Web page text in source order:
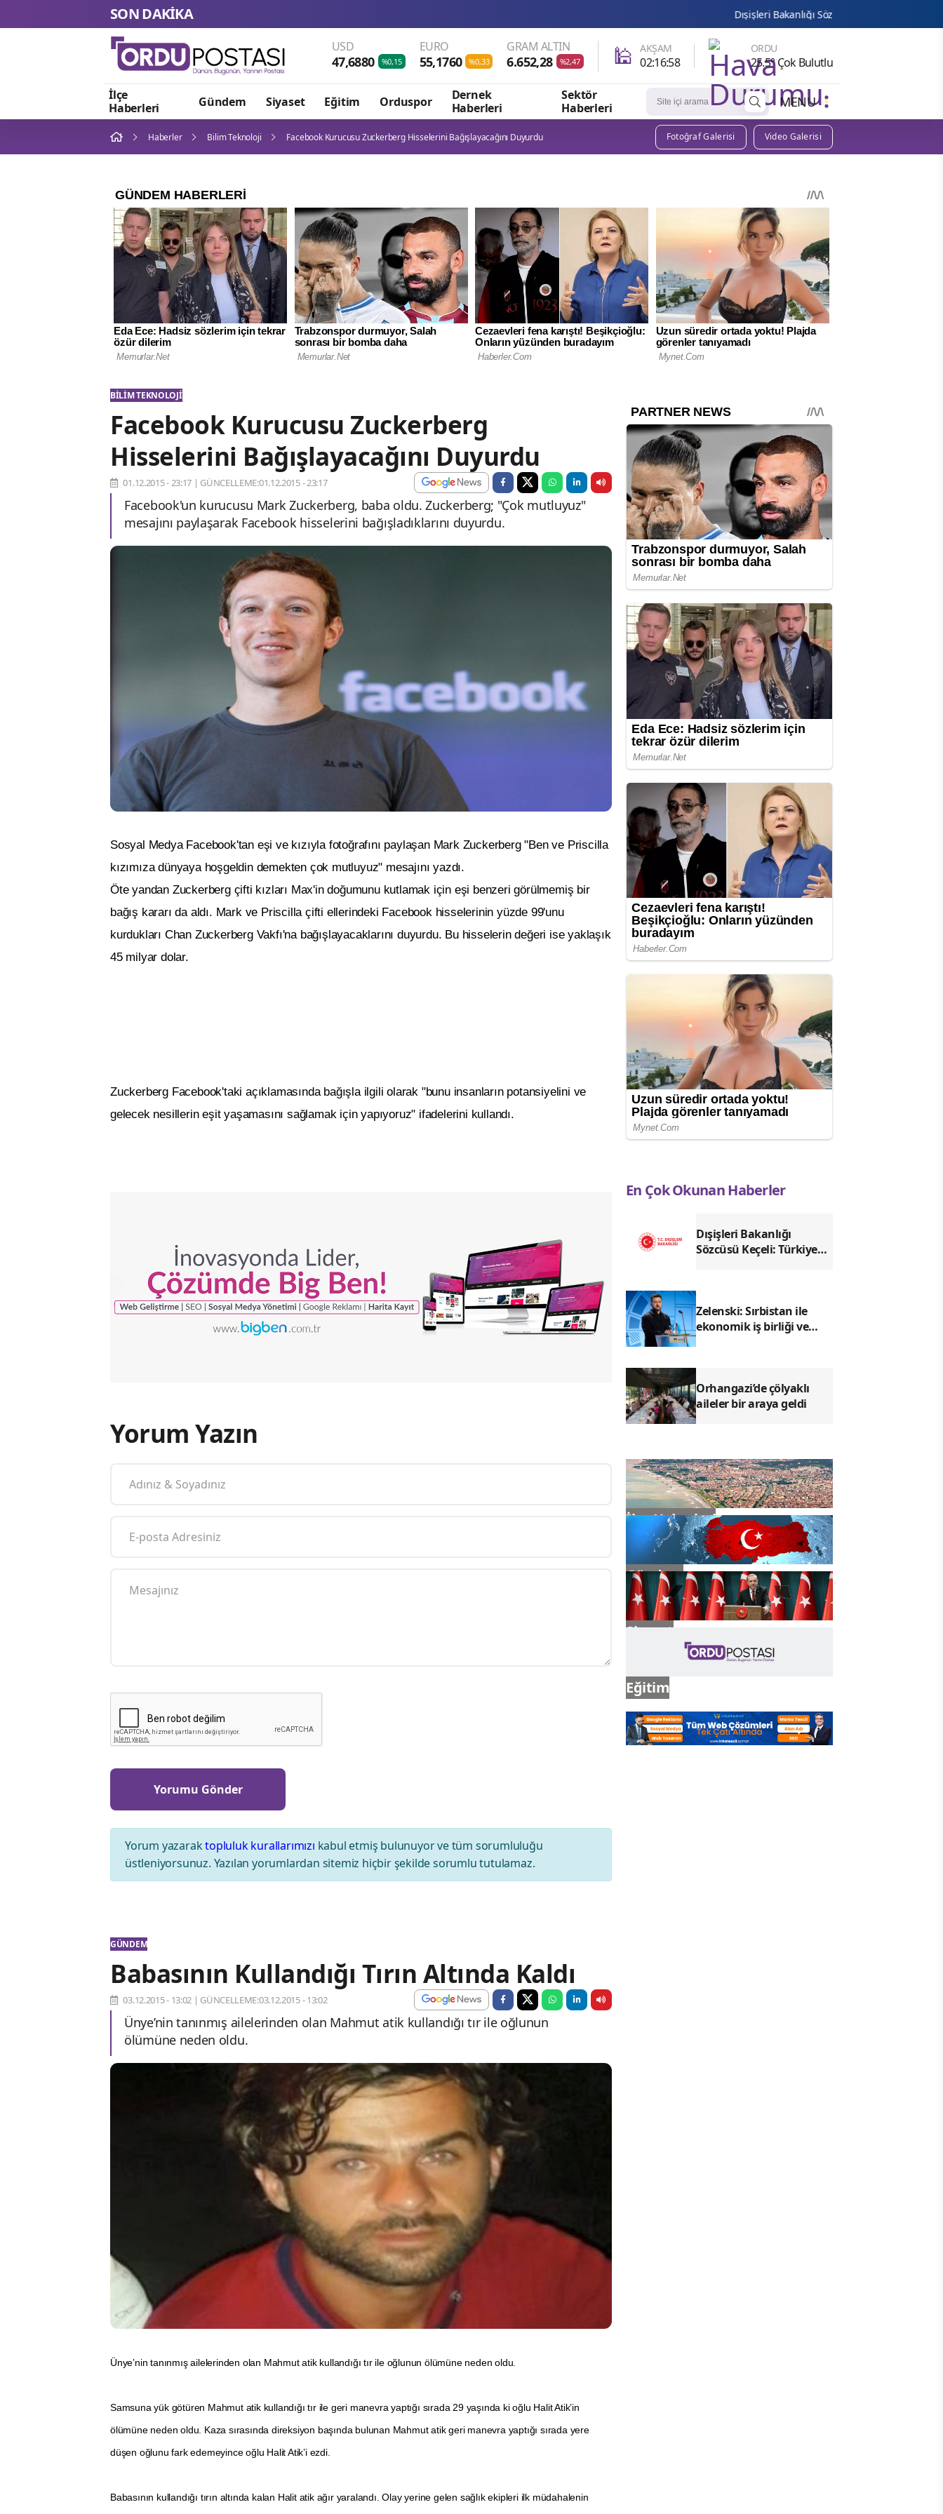
SON DAKİKA Dışişleri Bakanlığı Sözcüsü Keçeli: Türkiye açısından hukuki
USD
47,6880 %0,15
EURO
55,1760 %0,33
GRAM ALTIN
6.652,28 %2,47 🕌 AKŞAM
02:16:56
ORDU
25.5° Çok Bulutlu
İlçe
Haberleri
Gündem Siyaset Eğitim Orduspor
Dernek
Haberleri
Sektör
Haberleri
MENU
Haberler Bilim Teknoloji Facebook Kurucusu Zuckerberg Hisselerini Bağışlayacağını Duyurdu Fotoğraf Galerisi Video Galerisi
BILIM TEKNOLOJI
Facebook Kurucusu Zuckerberg
Hisselerini Bağışlayacağını Duyurdu
01.12.2015 - 23:17 | GÜNCELLEME:01.12.2015 - 23:17
Facebook'un kurucusu Mark Zuckerberg, baba oldu. Zuckerberg; "Çok mutluyuz"
mesajını paylaşarak Facebook hisselerini bağışladıklarını duyurdu.
Sosyal Medya Facebook'tan eşi ve kızıyla fotoğrafını paylaşan Mark Zuckerberg "Ben ve Priscilla
kızımıza dünyaya hoşgeldin demekten çok mutluyuz" mesajını yazdı.
Öte yandan Zuckerberg çifti kızları Max'in doğumunu kutlamak için eşi benzeri görülmemiş bir
bağış kararı da aldı. Mark ve Priscilla çifti ellerindeki Facebook hisselerinin yüzde 99'unu
kurdukları Chan Zuckerberg Vakfı'na bağışlayacaklarını duyurdu. Bu hisselerin değeri ise yaklaşık
45 milyar dolar.
Zuckerberg Facebook'taki açıklamasında bağışla ilgili olarak "bunu insanların potansiyelini ve
gelecek nesillerin eşit yaşamasını sağlamak için yapıyoruz" ifadelerini kullandı.
Yorum Yazın
Yorum yazaraktopluluk kurallarımızı kabul etmiş bulunuyor ve tüm sorumluluğu
üstleniyorsunuz. Yazılan yorumlardan sitemiz hiçbir şekilde sorumlu tutulamaz.
GÜNDEM
Babasının Kullandığı Tırın Altında Kaldı
03.12.2015 - 13:02 | GÜNCELLEME:03.12.2015 - 13:02
Ünye’nin tanınmış ailelerinden olan Mahmut atik kullandığı tır ile oğlunun
ölümüne neden oldu.
Ünye’nin tanınmış ailelerinden olan Mahmut atik kullandığı tır ile oğlunun ölümüne neden oldu.
Samsuna yük götüren Mahmut atik kullandığı tır ile geri manevra yaptığı sırada 29 yaşında ki oğlu Halit Atik’in
ölümüne neden oldu. Kaza sırasında direksiyon başında bulunan Mahmut atik geri manevra yaptığı sırada yere
düşen oğlunu fark edemeyince oğlu Halit Atik’i ezdi.
Babasının kullandığı tırın altında kalan Halit atik ağır yaralandı. Olay yerine gelen sağlık ekipleri ilk müdahalenin
En Çok Okunan Haberler
Dışişleri Bakanlığı
Sözcüsü Keçeli: Türkiye
Zelenski: Sırbistan ile
ekonomik iş birliği ve
Orhangazi’de çölyaklı
aileler bir araya geldi
İlçe Haberleri
Gündem
Siyaset
Eğitim